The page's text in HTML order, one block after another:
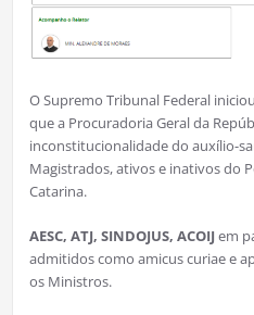
O Supremo Tribunal Federal
que a Procuradoria Geral da
inconstitucionalidade do auxílio-
Magistrados, ativos e inativos do
Catarina.
AESC, ATJ, SINDOJUS, ACOIJ em
admitidos como amicus curiae e
os Ministros.